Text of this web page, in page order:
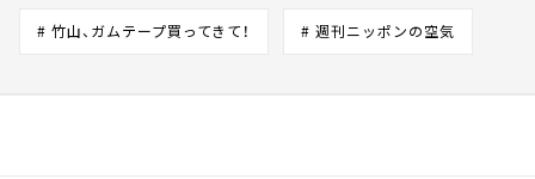
# 竹山、ガムテープ買ってきて！ # 週刊ニッポンの空気